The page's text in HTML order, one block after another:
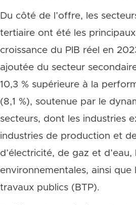
Du côté de l’offre, les
tertiaire ont été les
croissance du PIB réel en
ajoutée du secteur
10,3 % supérieure à la
(8,1 %), soutenue par le
secteurs, dont les industries
industries de production et
d’électricité, de gaz et d’eau,
environnementales, ainsi
travaux publics (BTP).